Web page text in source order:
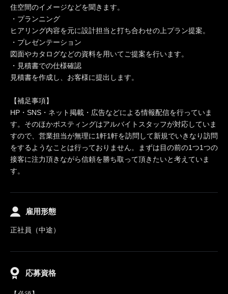
住空間のイメージなどを聞きます。
・プランニング
ヒアリング内容を元に設計担当と打ち合わせの上プラン提案。
・プレゼンテーション
図面やカタログなどの資料を用いてご提案を行います。
・見積書での仕様確認
見積書を作成し、お客様に提出します。
【補足事項】
HP・SNS・ネット掲載・広告などによる情報配信を行っていま
す。そのほかポスティングはアルバイトスタッフが対応していま
すので、営業担当が無理に1軒1軒を訪問して新規でいきなり訪問
をするようなことは行っておりません。まずは目の前の1つ1つの
接客に注力頂きながら信頼を勝ち取って頂きたいと考えていま
す。
雇用形態
正社員（中途）
応募資格